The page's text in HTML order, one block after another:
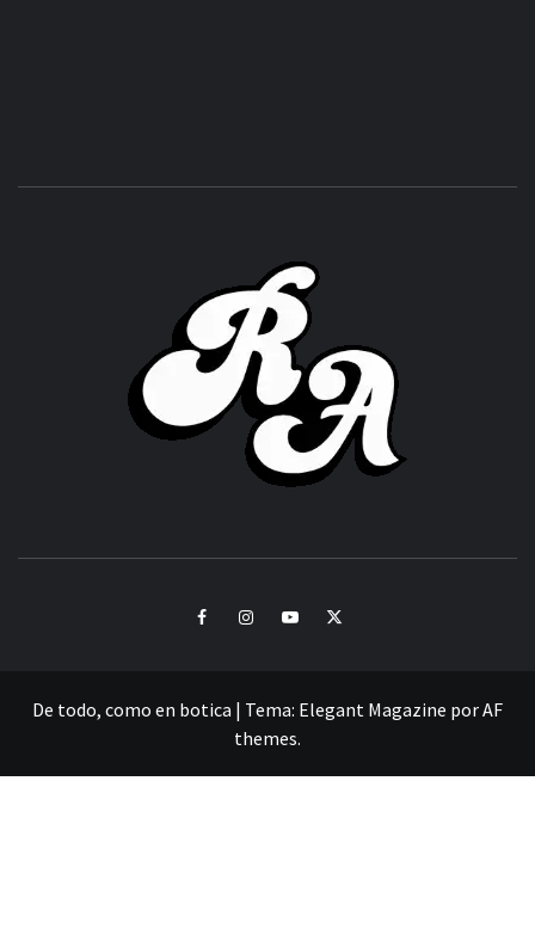
FacebookInstagramYoutubeTwitter
De todo, como en botica | Tema: Elegant Magazine porAF
themes.